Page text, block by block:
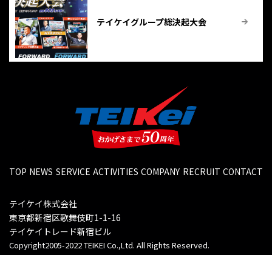
テイケイグループ総決起大会
TOP NEWS SERVICE ACTIVITIES COMPANY RECRUIT CONTACT
テイケイ株式会社
東京都新宿区歌舞伎町1-1-16
テイケイトレード新宿ビル
Copyright2005-2022 TEIKEI Co.,Ltd. All Rights Reserved.